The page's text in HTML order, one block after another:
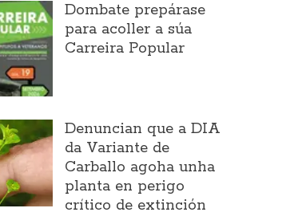
Dombate prepárase
para acoller a súa
Carreira Popular
Denuncian que a DIA
da Variante de
Carballo agoha unha
planta en perigo
crítico de extinción